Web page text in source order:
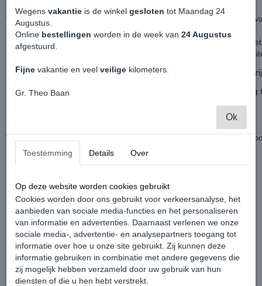
Voor de achterzijde van de Volkswagen Caddy kun je nu je logo
Matzwart.
Geeft je Caddy een sportieve look ongeacht welke kleur Caddy je
In meerdere lagen hoogglans diepzwart gespoten om de juiste
Het logo word geleverd inclusief de dubbelzijdige tape op de
Föhn je oude logo warm zodat de oude lijmlaag van het dubbelzijdig
en haal deze (het liefst met plastic gereedschap) eraf.
Voor de montage van de nieuwe eerst oud plaksel verwijderen,
Op deze manier krijg je het mooiste resultaat.
Badge diameter: 130mm
Let op, dit logo past enkel op de Caddy voorzien van achterdeuren.
Past dus niet op Caddy's met een achterklep!
Betreft een origineel Volkswagen product.
Wegens vakantie is de winkel gesloten tot Maandag 24
Augustus.
Online bestellingen worden in de week van 24 Augustus
afgestuurd.
Fijne vakantie en veel veilige kilometers.
Gr. Theo Baan
Ok
Toestemming Details Over
Op deze website worden cookies gebruikt
Cookies worden door ons gebruikt voor verkeersanalyse, het
aanbieden van sociale media-functies en het personaliseren
van informatie en advertenties. Daarnaast verlenen we onze
sociale media-, advertentie- en analysepartners toegang tot
informatie over hoe u onze site gebruikt. Zij kunnen deze
informatie gebruiken in combinatie met andere gegevens die
zij mogelijk hebben verzameld door uw gebruik van hun
diensten of die u hen hebt verstrekt.